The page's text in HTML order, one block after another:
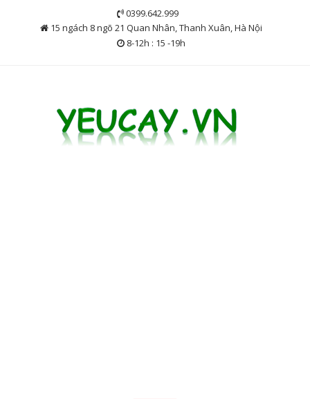
0399.642.999
15 ngách 8 ngõ 21 Quan Nhân, Thanh Xuân, Hà Nội
8-12h : 15 -19h